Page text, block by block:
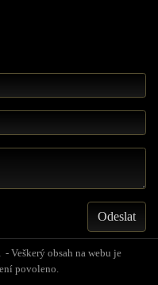
- Veškerý obsah na webu je
povoleno.